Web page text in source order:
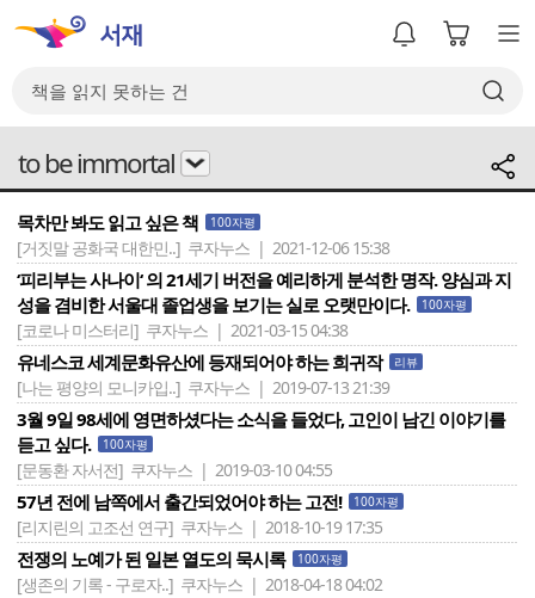
to be immortal
목차만 봐도 읽고 싶은 책 100자평
[거짓말 공화국 대한민..] 쿠자누스 | 2021-12-06 15:38
‘피리부는 사나이‘ 의 21세기 버전을 예리하게 분석한 명작. 양심과 지
성을 겸비한 서울대 졸업생을 보기는 실로 오랫만이다.
100자평
[코로나 미스터리] 쿠자누스 | 2021-03-15 04:38
유네스코 세계문화유산에 등재되어야 하는 희귀작 리뷰
[나는 평양의 모니카입..] 쿠자누스 | 2019-07-13 21:39
3월 9일 98세에 영면하셨다는 소식을 들었다, 고인이 남긴 이야기를
듣고 싶다.
100자평
[문동환 자서전] 쿠자누스 | 2019-03-10 04:55
57년 전에 남쪽에서 출간되었어야 하는 고전! 100자평
[리지린의 고조선 연구] 쿠자누스 | 2018-10-19 17:35
전쟁의 노예가 된 일본 열도의 묵시록 100자평
[생존의 기록 - 구로자..] 쿠자누스 | 2018-04-18 04:02